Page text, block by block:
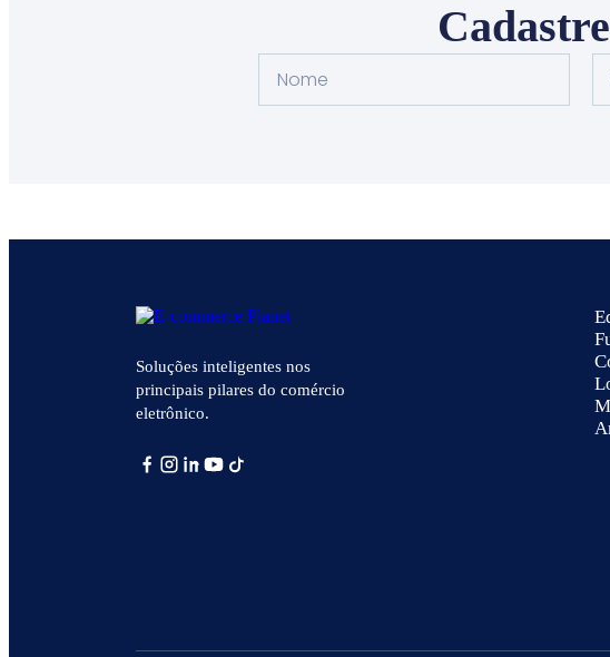
Soluções inteligentes nos
principais pilares do comércio
eletrônico.